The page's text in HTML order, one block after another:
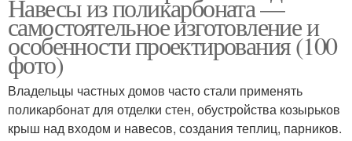
Навесы из поликарбоната —
самостоятельное изготовление и
особенности проектирования (100
фото)
Владельцы частных домов часто стали применять
поликарбонат для отделки стен, обустройства козырьков
крыш над входом и навесов, создания теплиц, парников.